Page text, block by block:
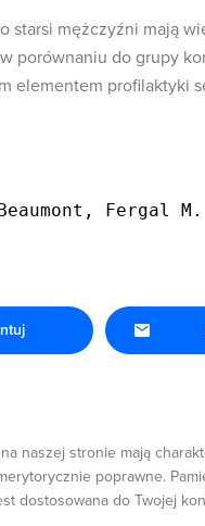
starsi mężczyźni mają
porównaniu do grupy
elementem profilaktyki
Fergal
naszej stronie mają
poprawne.
dostosowana do Twojej